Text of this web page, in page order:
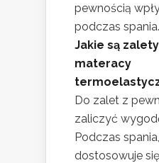
pewnością
podczas spania.
Jakie są
materacy
Do zalet z
zaliczyć
Podczas
dostosowuje